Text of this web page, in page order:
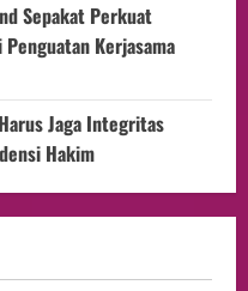
Sepakat Perkuat
Kerjasama
Jaga Integritas
Hakim